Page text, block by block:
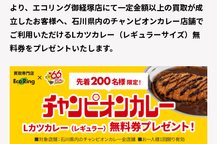
より、エコリング御経塚店にて一定金額以上の買取が成
立したお客様へ、石川県内のチャンピオンカレー店舗で
ご利用いただけるLカツカレー（レギュラーサイズ）無
料券をプレゼントいたします。